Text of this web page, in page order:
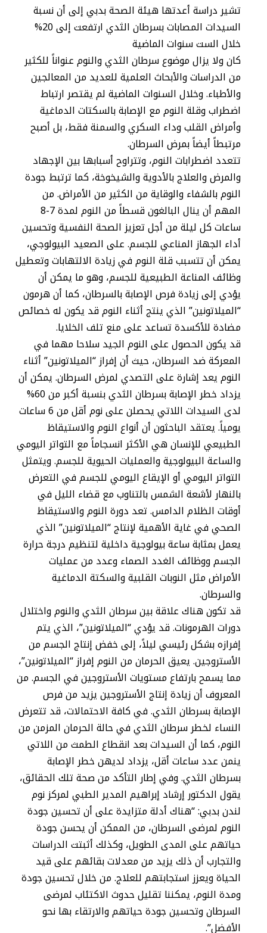
تشير دراسة أعدتها هيئة الصحة بدبي إلى أن نسبة
السيدات المصابات بسرطان الثدي ارتفعت إلى 20%
خلال الست سنوات الماضية
كان ولا يزال موضوع سرطان الثدي والنوم عنواناً للكثير
من الدراسات والأبحاث العلمية للعديد من المعالجين
والأطباء. وخلال السنوات الماضية لم يقتصر ارتباط
اضطراب وقلة النوم مع الإصابة بالسكتات الدماغية
وأمراض القلب وداء السكري والسمنة فقط، بل أصبح
مرتبطاً أيضاً بمرض السرطان.
تتعدد اضطرابات النوم، وتتراوح أسبابها بين الإجهاد
والمرض والعلاج بالأدوية والشيخوخة، كما ترتبط جودة
النوم بالشفاء والوقاية من الكثير من الأمراض. من
المهم أن ينال البالغون قسطاً من النوم لمدة 7-8
ساعات كل ليلة من أجل تعزيز الصحة النفسية وتحسين
أداء الجهاز المناعي للجسم. على الصعيد البيولوجي،
يمكن أن تتسبب قلة النوم في زيادة الالتهابات وتعطيل
وظائف المناعة الطبيعية للجسم، وهو ما يمكن أن
يؤدي إلى زيادة فرص الإصابة بالسرطان، كما أن هرمون
“الميلاتونين” الذي ينتج أثناء النوم قد يكون له خصائص
مضادة للأكسدة تساعد على منع تلف الخلايا.
قد يكون الحصول على النوم الجيد سلاحا مهما في
المعركة ضد السرطان، حيث أن إفراز “الميلاتونين” أثناء
النوم يعد إشارة على التصدي لمرض السرطان. يمكن أن
يزداد خطر الإصابة بسرطان الثدي بنسبة أكبر من 60%
لدى السيدات اللاتي يحصلن على نوم أقل من 6 ساعات
يومياً. يعتقد الباحثون أن أنواع النوم والاستيقاظ
الطبيعي للإنسان هي الأكثر انسجاماً مع التواتر اليومي
والساعة البيولوجية والعمليات الحيوية للجسم. ويتمثل
التواتر اليومي أو الإيقاع اليومي للجسم في التعرض
بالنهار لأشعة الشمس بالتناوب مع قضاء الليل في
أوقات الظلام الدامس. تعد دورة النوم والاستيقاظ
الصحي في غاية الأهمية لإنتاج “الميلاتونين” الذي
يعمل بمثابة ساعة بيولوجية داخلية لتنظيم درجة حرارة
الجسم ووظائف الغدد الصماء وعدد من عمليات
الأمراض مثل النوبات القلبية والسكتة الدماغية
والسرطان.
قد تكون هناك علاقة بين سرطان الثدي والنوم واختلال
دورات الهرمونات. قد يؤدي “الميلاتونين”، الذي يتم
إفرازه بشكل رئيسي ليلاً، إلى خفض إنتاج الجسم من
الأستروجين. يعيق الحرمان من النوم إفراز “الميلاتونين”،
مما يسمح بارتفاع مستويات الأستروجين في الجسم. من
المعروف أن زيادة إنتاج الأستروجين يزيد من فرص
الإصابة بسرطان الثدي. في كافة الاحتمالات، قد تتعرض
النساء لخطر سرطان الثدي في حالة الحرمان المزمن من
النوم، كما أن السيدات بعد انقطاع الطمث من اللاتي
ينمن عدد ساعات أقل، يزداد لديهن خطر الإصابة
بسرطان الثدي. وفي إطار التأكد من صحة تلك الحقائق،
يقول الدكتور إرشاد إبراهيم المدير الطبي لمركز نوم
لندن بدبي: “هناك أدلة متزايدة على أن تحسين جودة
النوم لمرضى السرطان، من الممكن أن يحسن جودة
حياتهم على المدى الطويل، وكذلك أثبتت الدراسات
والتجارب أن ذلك يزيد من معدلات بقائهم على قيد
الحياة ويعزز استجابتهم للعلاج. من خلال تحسين جودة
ومدة النوم، يمكننا تقليل حدوث الاكتئاب لمرضى
السرطان وتحسين جودة حياتهم والارتقاء بها نحو
الأفضل”.